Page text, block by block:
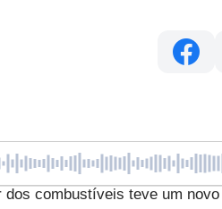
dos combustíveis teve um